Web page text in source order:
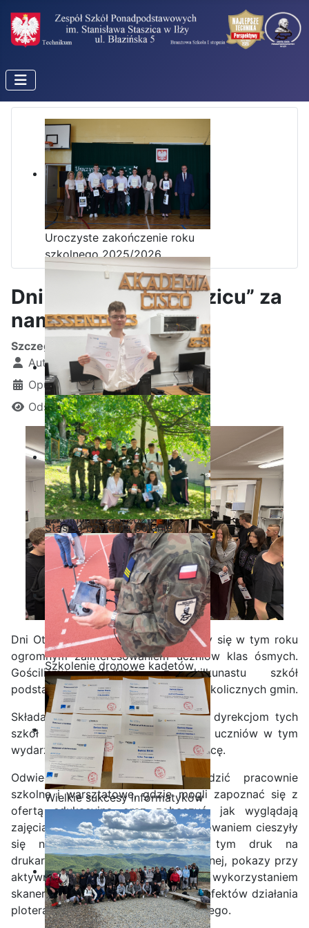
Uroczyste zakończenie roku
szkolnego 2025/2026
Ostatnia garść certyfikatów
Akademii CISCO w roku
szkolnym2025/2026
Staszic czyta na polanie
Szkolenie dronowe kadetów
OPW w Staszicu
Wielkie sukcesy informatyków
ze Staszica w Akademii
CISCO!
Dni Otwarte w „Staszicu” za
nami
Szczegóły
Autor:
Kamil Krosta
Opublikowano: 28 kwiecień 2026
Odsłon: 700
Dni Otwarte w naszej szkole cieszyły się w tym roku
ogromnym zainteresowaniem uczniów klas ósmych.
Gościliśmy młodzież z kilkunastu szkół
podstawowych z terenu gminy Iłża i okolicznych gmin.
Składamy serdeczne podziękowania dyrekcjom tych
szkół za wyrażenie zgody na udział uczniów w tym
wydarzeniu oraz za owocną współpracę.
Odwiedzający mieli okazję zwiedzić pracownie
szkolne i warsztatowe, gdzie mogli zapoznać się z
ofertą edukacyjną oraz zobaczyć, jak wyglądają
zajęcia w praktyce. Dużym zainteresowaniem cieszyły
się nowoczesne technologie, w tym druk na
drukarkach 3D filamentowej i żywicznej, pokazy przy
aktywnym udziale ósmoklasistów z wykorzystaniem
skanera 3D oraz zademonstrowanie efektów działania
plotera laserowego grawerująco-tnącego.